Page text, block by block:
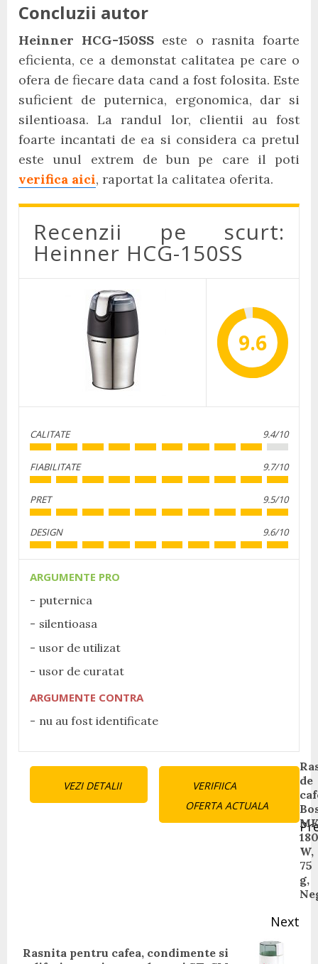
Concluzii autor
Heinner HCG-150SS este o rasnita foarte
eficienta, ce a demonstat calitatea pe care o
ofera de fiecare data cand a fost folosita. Este
suficient de puternica, ergonomica, dar si
silentioasa. La randul lor, clientii au fost
foarte incantati de ea si considera ca pretul
este unul extrem de bun pe care il poti
verifica aici, raportat la calitatea oferita.
Recenzii pe scurt:
Heinner HCG-150SS
9.6
CALITATE 9.4/10
FIABILITATE 9.7/10
PRET 9.5/10
DESIGN 9.6/10
ARGUMENTE PRO
puternica
silentioasa
usor de utilizat
usor de curatat
ARGUMENTE CONTRA
nu au fost identificate
VEZI DETALII
VERIFIICA
OFERTA ACTUALA
Continue
Reading
de
180
W,
75
g,
Next
Rasnita pentru cafea, condimente si